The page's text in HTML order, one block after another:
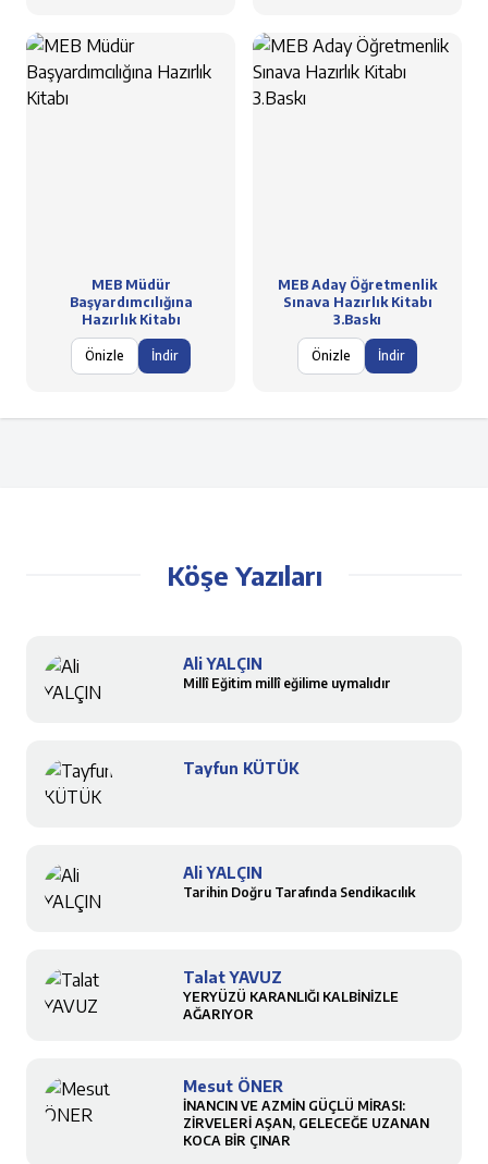
MEB Müdür
Başyardımcılığına
Hazırlık Kitabı
Önizle İndir
MEB Aday Öğretmenlik
Sınava Hazırlık Kitabı
3.Baskı
Önizle İndir
Köşe Yazıları
Ali YALÇIN
Millî Eğitim millî eğilime uymalıdır
Tayfun KÜTÜK
Ali YALÇIN
Tarihin Doğru Tarafında Sendikacılık
Talat YAVUZ
YERYÜZÜ KARANLIĞI KALBİNİZLE
AĞARIYOR
Mesut ÖNER
İNANCIN VE AZMİN GÜÇLÜ MİRASI:
ZİRVELERİ AŞAN, GELECEĞE UZANAN
KOCA BİR ÇINAR